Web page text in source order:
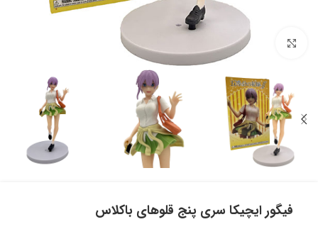
بزرگنمایی تصویر
فیگور ایچیکا سری پنج قلوهای باکلاس